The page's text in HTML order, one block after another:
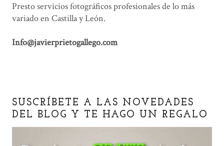
Presto servicios fotográficos profesionales de lo más
variado en Castilla y León.
Info@javierprietogallego.com
SUSCRÍBETE A LAS NOVEDADES
DEL BLOG Y TE HAGO UN REGALO